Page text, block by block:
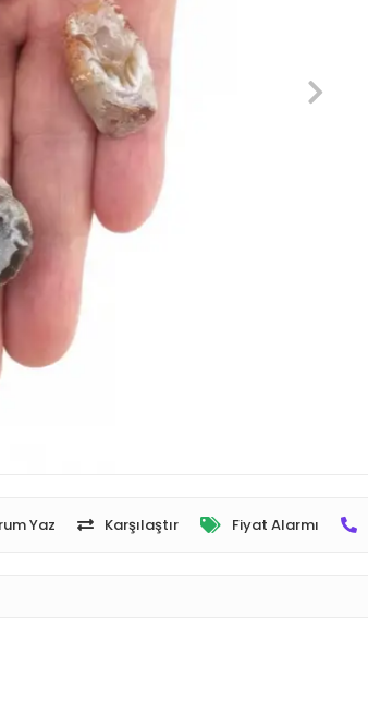
Yaz Karşılaştır Fiyat Alarmı